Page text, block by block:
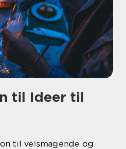
til Ideer til
til velsmagende og